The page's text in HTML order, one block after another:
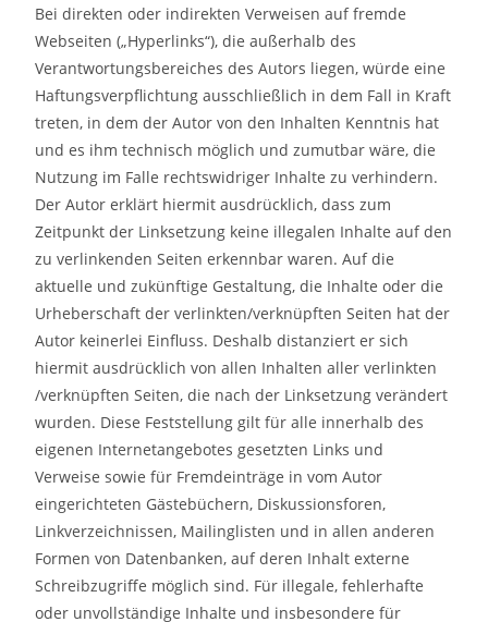
Bei direkten oder indirekten Verweisen auf fremde
Webseiten („Hyperlinks“), die außerhalb des
Verantwortungsbereiches des Autors liegen, würde eine
Haftungsverpflichtung ausschließlich in dem Fall in Kraft
treten, in dem der Autor von den Inhalten Kenntnis hat
und es ihm technisch möglich und zumutbar wäre, die
Nutzung im Falle rechtswidriger Inhalte zu verhindern.
Der Autor erklärt hiermit ausdrücklich, dass zum
Zeitpunkt der Linksetzung keine illegalen Inhalte auf den
zu verlinkenden Seiten erkennbar waren. Auf die
aktuelle und zukünftige Gestaltung, die Inhalte oder die
Urheberschaft der verlinkten/verknüpften Seiten hat der
Autor keinerlei Einfluss. Deshalb distanziert er sich
hiermit ausdrücklich von allen Inhalten aller verlinkten
/verknüpften Seiten, die nach der Linksetzung verändert
wurden. Diese Feststellung gilt für alle innerhalb des
eigenen Internetangebotes gesetzten Links und
Verweise sowie für Fremdeinträge in vom Autor
eingerichteten Gästebüchern, Diskussionsforen,
Linkverzeichnissen, Mailinglisten und in allen anderen
Formen von Datenbanken, auf deren Inhalt externe
Schreibzugriffe möglich sind. Für illegale, fehlerhafte
oder unvollständige Inhalte und insbesondere für